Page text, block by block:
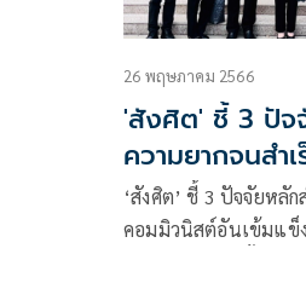
26 พฤษภาคม 2566
'สังศิต' ชี้ 3 ปัจ
ความยากจนสำเ
‘สังศิต’ ชี้ 3 ปัจจัยหลักสำคัญคือ แนวทางชี้นำของพรรค
คอมมิวนิสต์อันเข้มแข็